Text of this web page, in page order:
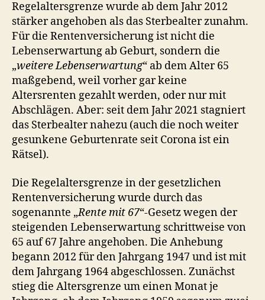
Regelaltersgrenze wurde ab dem Jahr 2012
stärker angehoben als das Sterbealter zunahm.
Für die Rentenversicherung ist nicht die
Lebenserwartung ab Geburt, sondern die
„weitere Lebenserwartung“ ab dem Alter 65
maßgebend, weil vorher gar keine
Altersrenten gezahlt werden, oder nur mit
Abschlägen. Aber: seit dem Jahr 2021 stagniert
das Sterbealter nahezu (auch die noch weiter
gesunkene Geburtenrate seit Corona ist ein
Rätsel).
Die Regelaltersgrenze in der gesetzlichen
Rentenversicherung wurde durch das
sogenannte „Rente mit 67“-Gesetz wegen der
steigenden Lebenserwartung schrittweise von
65 auf 67 Jahre angehoben. Die Anhebung
begann 2012 für den Jahrgang 1947 und ist mit
dem Jahrgang 1964 abgeschlossen. Zunächst
stieg die Altersgrenze um einen Monat je